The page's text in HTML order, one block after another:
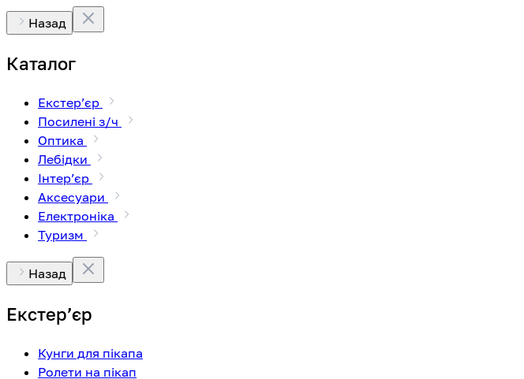
Назад
Каталог
Екстерʼєр
Посилені з/ч
Оптика
Лебідки
Інтерʼєр
Аксесуари
Електроніка
Туризм
Назад
Екстерʼєр
Кунги для пікапа
Ролети на пікап